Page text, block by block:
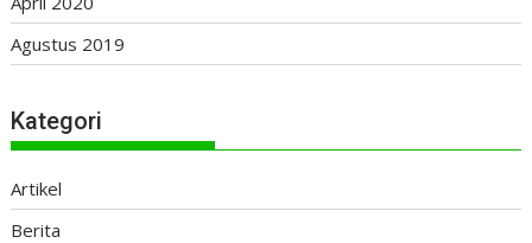
Agustus 2019
Kategori
Artikel
Berita